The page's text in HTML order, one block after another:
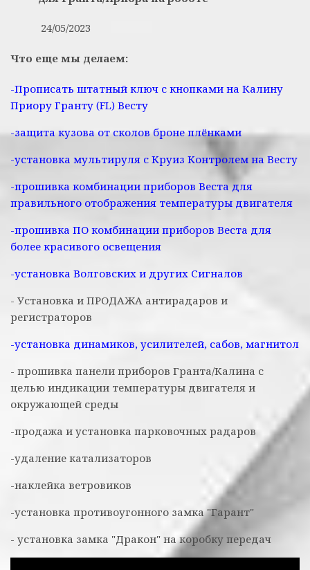
24/05/2023
Что еще мы делаем:
-Прописать штатный ключ с кнопками на Калину
Приору Гранту (FL) Весту
-защита кузова от сколов броне плёнками
-установка мультируля с Круиз Контролем на Весту
-прошивка комбинации приборов Веста для
правильного отображения температуры двигателя
-прошивка ПО комбинации приборов Веста для
более красивого освещения
-установка Волговских и других Сигналов
- Установка и ПРОДАЖА антирадаров и
регистраторов
-установка динамиков, усилителей, сабов, магнитол
- прошивка панели приборов Гранта/Калина с
целью индикации температуры двигателя и
окружающей среды
-продажа и установка парковочных радаров
-удаление катализаторов
-наклейка ветровиков
-установка противоугонного замка "Гарант"
- установка замка "Дракон" на коробку передач